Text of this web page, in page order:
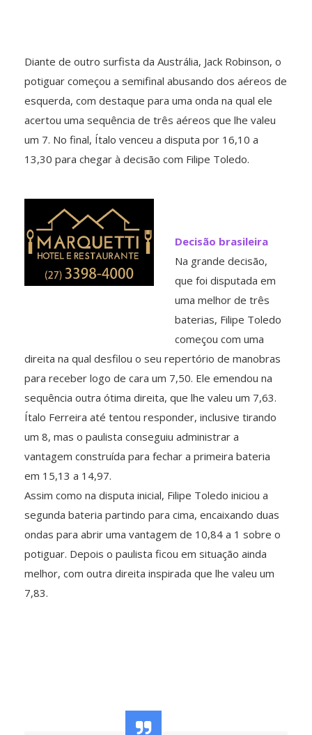
Diante de outro surfista da Austrália, Jack Robinson, o
potiguar começou a semifinal abusando dos aéreos de
esquerda, com destaque para uma onda na qual ele
acertou uma sequência de três aéreos que lhe valeu
um 7. No final, Ítalo venceu a disputa por 16,10 a
13,30 para chegar à decisão com Filipe Toledo.
Decisão brasileira
Na grande decisão,
que foi disputada em
uma melhor de três
baterias, Filipe Toledo
começou com uma
direita na qual desfilou o seu repertório de manobras
para receber logo de cara um 7,50. Ele emendou na
sequência outra ótima direita, que lhe valeu um 7,63.
Ítalo Ferreira até tentou responder, inclusive tirando
um 8, mas o paulista conseguiu administrar a
vantagem construída para fechar a primeira bateria
em 15,13 a 14,97.
Assim como na disputa inicial, Filipe Toledo iniciou a
segunda bateria partindo para cima, encaixando duas
ondas para abrir uma vantagem de 10,84 a 1 sobre o
potiguar. Depois o paulista ficou em situação ainda
melhor, com outra direita inspirada que lhe valeu um
7,83.